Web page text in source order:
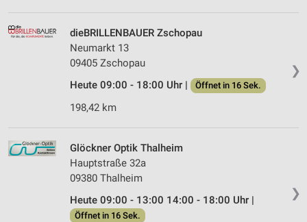
❯
dieBRILLENBAUER Zschopau
Neumarkt 13
09405 Zschopau
Heute 09:00 - 18:00 Uhr |
Öffnet in 16 Sek.
198,42 km
❯
Glöckner Optik Thalheim
Hauptstraße 32a
09380 Thalheim
Heute 09:00 - 13:00 14:00 - 18:00 Uhr |
Öffnet in 16 Sek.